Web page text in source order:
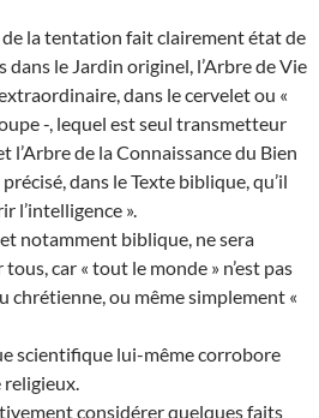
la tentation fait clairement état de
dans le Jardin originel, l’Arbre de Vie
dans le cervelet ou «
-, lequel est seul transmetteur
de la Connaissance du Bien
dans le Texte biblique, qu’il
l’intelligence ».
notamment biblique, ne sera
car « tout le monde » n’est pas
ou même simplement «
scientifique lui-même corrobore
considérer quelques faits